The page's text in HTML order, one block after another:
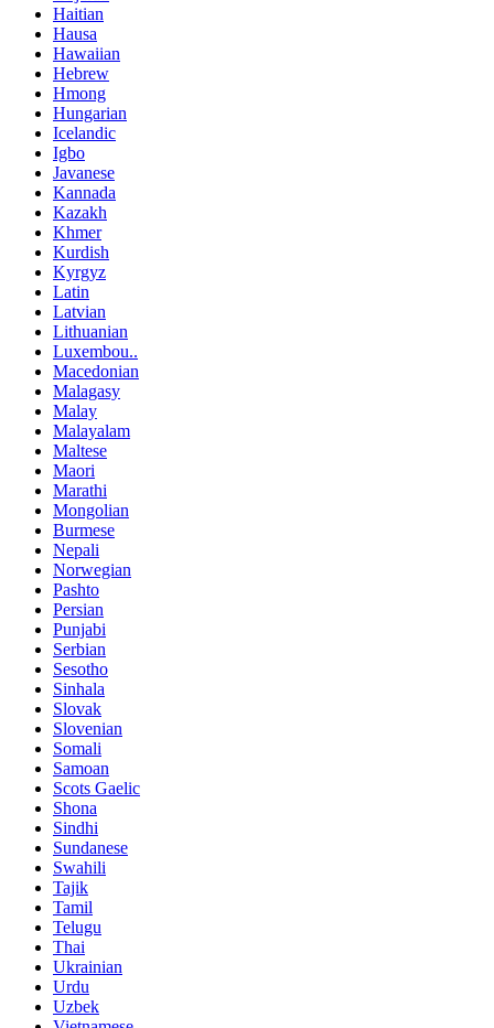
Haitian
Hausa
Hawaiian
Hebrew
Hmong
Hungarian
Icelandic
Igbo
Javanese
Kannada
Kazakh
Khmer
Kurdish
Kyrgyz
Latin
Latvian
Lithuanian
Luxembou..
Macedonian
Malagasy
Malay
Malayalam
Maltese
Maori
Marathi
Mongolian
Burmese
Nepali
Norwegian
Pashto
Persian
Punjabi
Serbian
Sesotho
Sinhala
Slovak
Slovenian
Somali
Samoan
Scots Gaelic
Shona
Sindhi
Sundanese
Swahili
Tajik
Tamil
Telugu
Thai
Ukrainian
Urdu
Uzbek